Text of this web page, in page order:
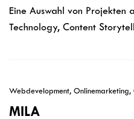
Eine Auswahl von Projekten
Technology, Content
Webdevelopment, Onlinemarketing,
MILA